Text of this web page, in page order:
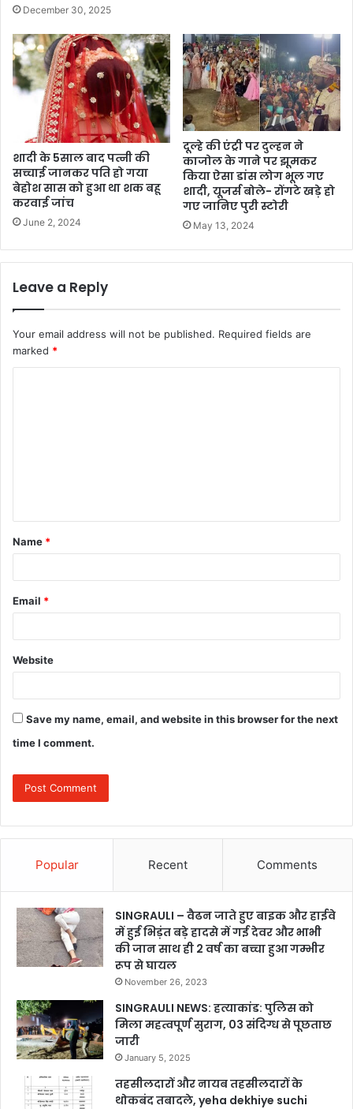
December 30, 2025
शादी के 5साल बाद पत्नी की
सच्चाई जानकर पति हो गया
बेहोश सास को हुआ था शक बहू
करवाई जांच
June 2, 2024
दूल्हे की एंट्री पर दुल्हन ने
काजोल के गाने पर झूमकर
किया ऐसा डांस लोग भूल गए
शादी, यूजर्स बोले- रोंगटे खड़े हो
गए जानिए पुरी स्टोरी
May 13, 2024
Leave a Reply
Your email address will not be published. Required fields are
marked *
t
*
Name *
Email *
Website
Save my name, email, and website in this browser for the next
time I comment.
Popular Recent Comments
SINGRAULI – वैढन जाते हुए बाइक और हाईवे
में हुई भिड़ंत बड़े हादसे में गई देवर और भाभी
की जान साथ ही 2 वर्ष का बच्चा हुआ गम्भीर
रूप से घायल
November 26, 2023
SINGRAULI NEWS: हत्याकांड: पुलिस को
मिला महत्वपूर्ण सुराग, 03 संदिग्ध से पूछताछ
जारी
January 5, 2025
तहसीलदारों और नायब तहसीलदारों के
थोकबंद तबादले, yeha dekhiye suchi